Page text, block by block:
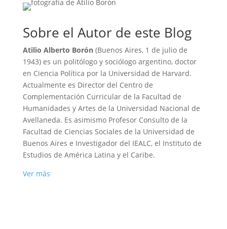
Sobre el Autor de este Blog
Atilio Alberto Borón(Buenos Aires, 1 de julio de
1943) es un politólogo y sociólogo argentino, doctor
en Ciencia Política por la Universidad de Harvard.
Actualmente es Director del Centro de
Complementación Curricular de la Facultad de
Humanidades y Artes de la Universidad Nacional de
Avellaneda. Es asimismo Profesor Consulto de la
Facultad de Ciencias Sociales de la Universidad de
Buenos Aires e Investigador del IEALC, el Instituto de
Estudios de América Latina y el Caribe.
Ver más